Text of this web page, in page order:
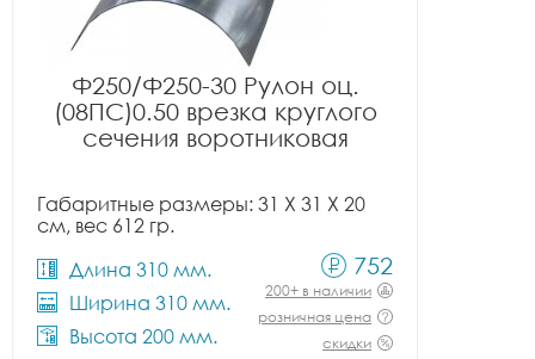
Ф250/Ф250-30 Рулон оц.
(08ПС)0.50 врезка круглого
сечения воротниковая
Габаритные размеры: 31 X 31 X 20
см, вес 612 гр.
Длина 310 мм.
Ширина 310 мм.
Высота 200 мм.
752
200+ в наличии
розничная цена
скидки